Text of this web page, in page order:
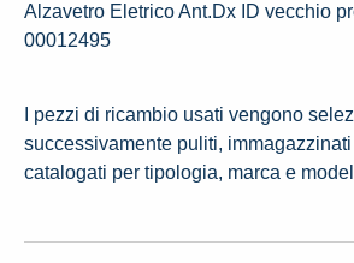
Alzavetro Eletrico Ant.Dx ID vecchio
00012495
I pezzi di ricambio usati vengono
successivamente puliti,
catalogati per tipologia, marca e